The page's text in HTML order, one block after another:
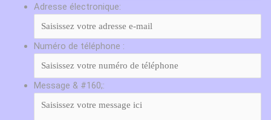
Adresse électronique:
Numéro de téléphone :
Message & #160;: